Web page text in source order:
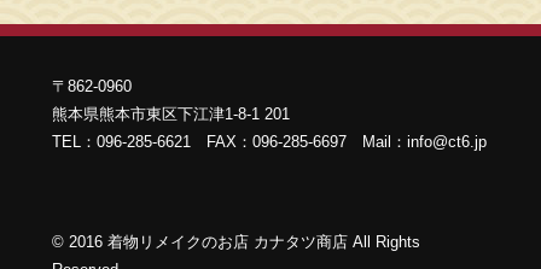
〒862-0960
熊本県熊本市東区下江津1-8-1 201
TEL：096-285-6621 FAX：096-285-6697 Mail：info@ct6.jp
© 2016 着物リメイクのお店 カナタツ商店 All Rights